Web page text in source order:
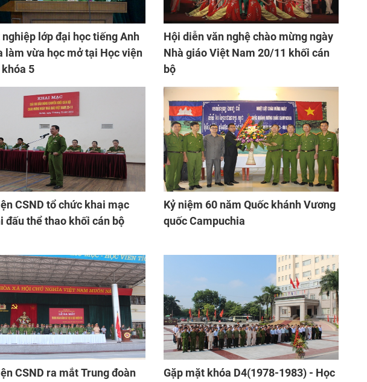
nghiệp lớp đại học tiếng Anh
làm vừa học mở tại Học viện
khóa 5
Hội diễn văn nghệ chào mừng ngày
Nhà giáo Việt Nam 20/11 khối cán
bộ
CSND tổ chức khai mạc
đấu thể thao khối cán bộ
Kỷ niệm 60 năm Quốc khánh Vương
quốc Campuchia
CSND ra mắt Trung đoàn
Gặp mặt khóa D4(1978-1983) - Học